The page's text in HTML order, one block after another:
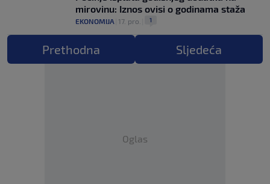
mirovinu: Iznos ovisi o godinama staža
EKONOMIJA 17. pro. 1
Prethodna Sljedeća
Oglas